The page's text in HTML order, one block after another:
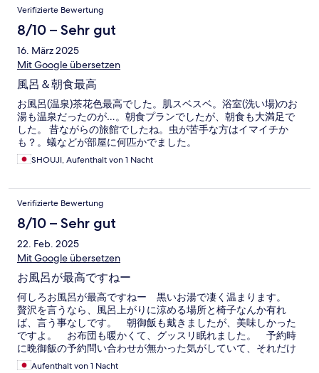
Verifizierte Bewertung
8/10 – Sehr gut
16. März 2025
Mit Google übersetzen
風呂＆朝食最高
お風呂(温泉)茶花色最高でした。肌スベスベ。浴室(洗い場)のお
湯も温泉だったのが…。朝食プランでしたが、朝食も大満足で
した。 昔ながらの旅館でしたね。虫が苦手な方はイマイチか
も？。蟻などが部屋に何匹かでました。
SHOUJI, Aufenthalt von 1 Nacht
Verifizierte Bewertung
8/10 – Sehr gut
22. Feb. 2025
Mit Google übersetzen
お風呂が最高ですねー
何しろお風呂が最高ですねー 黒いお湯で凄く温まります。
贅沢を言うなら、風呂上がりに涼める場所と椅子なんか有れ
ば、言う事なしです。 朝御飯も戴きましたが、美味しかった
ですよ。 お布団も暖かくて、グッスリ眠れました。 予約時
に晩御飯の予約問い合わせが無かった気がしていて、それだけ
が残念でした。
Aufenthalt von 1 Nacht